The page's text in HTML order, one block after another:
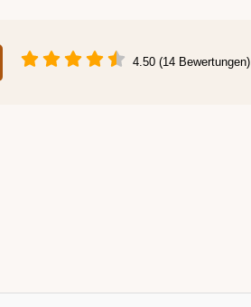
4.50 (14 Bewertungen)